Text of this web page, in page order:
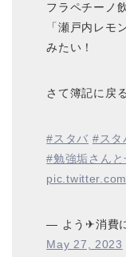
フラペチーノ
「瀬戸内レ
みたい！
さて簿記に戻
#スタバ #スタ
#勉強垢さん
— よう✈消費
May 27, 2023